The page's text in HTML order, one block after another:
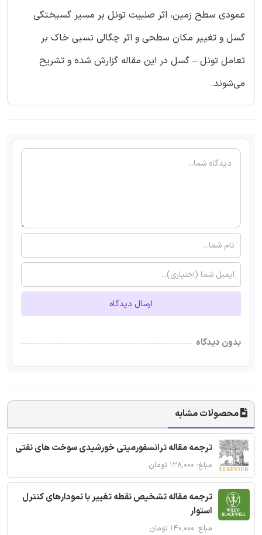
عمودی سطح زمین، اثر صلبیت تونل بر مسیر گسیختگی
گسل و تغییر مکان سطحی و اثر چگالی نسبی خاک بر
تعامل تونل – گسل در این مقاله گزارش شده و تشریح
می‌‌شوند.
ارسال دیدگاه
بدون دیدگاه
محصولات مشابه
ترجمه مقاله ترانسفورمیتی خورشیدی سوخت های نفتی
مبلغ: ۱۲۸,۰۰۰ تومان
ترجمه مقاله تشخیص نقطه تغییر با نمودارهای کنترل
استوار
مبلغ: ۱۴۰,۰۰۰ تومان